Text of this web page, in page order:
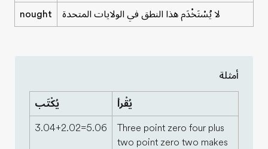
nought لا يُسْتَخْدَم هذا النطق في الولايات المتحدة
أمثلة
يُكْتَب يُقْرأ
3.04+2.02=5.06
Three point zero four plus
two point zero two makes